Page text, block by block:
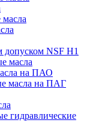
NSF H1
масла
на ПАО
масла на ПАГ
гидравлические